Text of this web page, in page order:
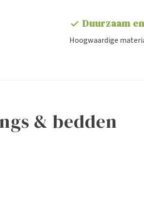
check Duurzaam
Hoogwaardige
& bedden